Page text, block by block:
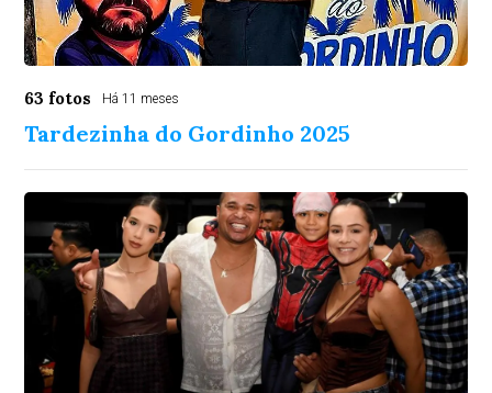
63 fotos Há 11 meses
Tardezinha do Gordinho 2025